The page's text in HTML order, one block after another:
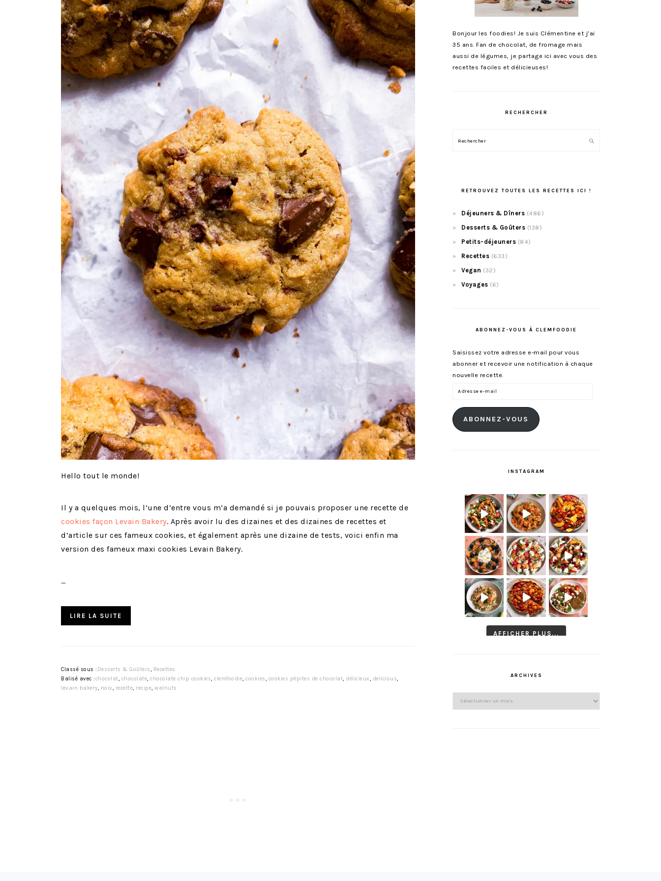
Hello tout le monde!
Il y a quelques mois, l’une d’entre vous m’a demandé si je pouvais proposer une recette de
cookies façon Levain Bakery. Après avoir lu des dizaines et des dizaines de recettes et
d’article sur ces fameux cookies, et également après une dizaine de tests, voici enfin ma
version des fameux maxi cookies Levain Bakery.
…
LIRE LA SUITE
Classé sous : Desserts & Goûters, Recettes
Balisé avec :chocolat, chocolate, chocolate chip cookies, clemfoodie, cookies, cookies pépites de chocolat, délicieux, delicious,
levain bakery, noix, recette, recipe, walnuts
Bonjour les foodies! Je suis Clémentine et j’ai
35 ans. Fan de chocolat, de fromage mais
aussi de légumes, je partage ici avec vous des
recettes faciles et délicieuses!
RECHERCHER
Rechercher
RETROUVEZ TOUTES LES RECETTES ICI !
Déjeuners & Dîners (486)
Desserts & Goûters (138)
Petits-déjeuners (84)
Recettes (633)
Vegan (32)
Voyages (6)
ABONNEZ-VOUS À CLEMFOODIE
Saisissez votre adresse e-mail pour vous
abonner et recevoir une notification à chaque
nouvelle recette.
Adresse
mail
ABONNEZ-VOUS
INSTAGRAM
AFFICHER PLUS...
ARCHIVES
Archives